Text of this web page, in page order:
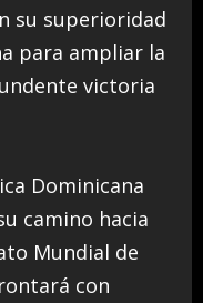
su superioridad
para ampliar la
victoria
Dominicana
camino hacia
Mundial de
con